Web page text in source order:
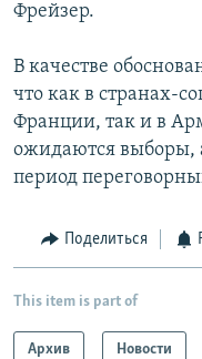
Фрейзер.
В качестве
что как в странах-
Франции, так и в
ожидаются выборы,
период
Поделиться
This item is part of
Архив Новости